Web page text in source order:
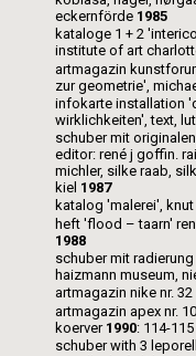
eckernförde 1985
kataloge 1 + 2
institute of art
artmagazin
zur geometrie',
infokarte installation
wirklichkeiten', text,
schuber mit
editor: rené j goffin.
michler, silke raab,
kiel 1987
katalog 'malerei',
heft 'flood – taarn'
1988
schuber mit
haizmann museum,
artmagazin nike nr.
artmagazin apex nr.
koerver 1990: 114-115
schuber with 3